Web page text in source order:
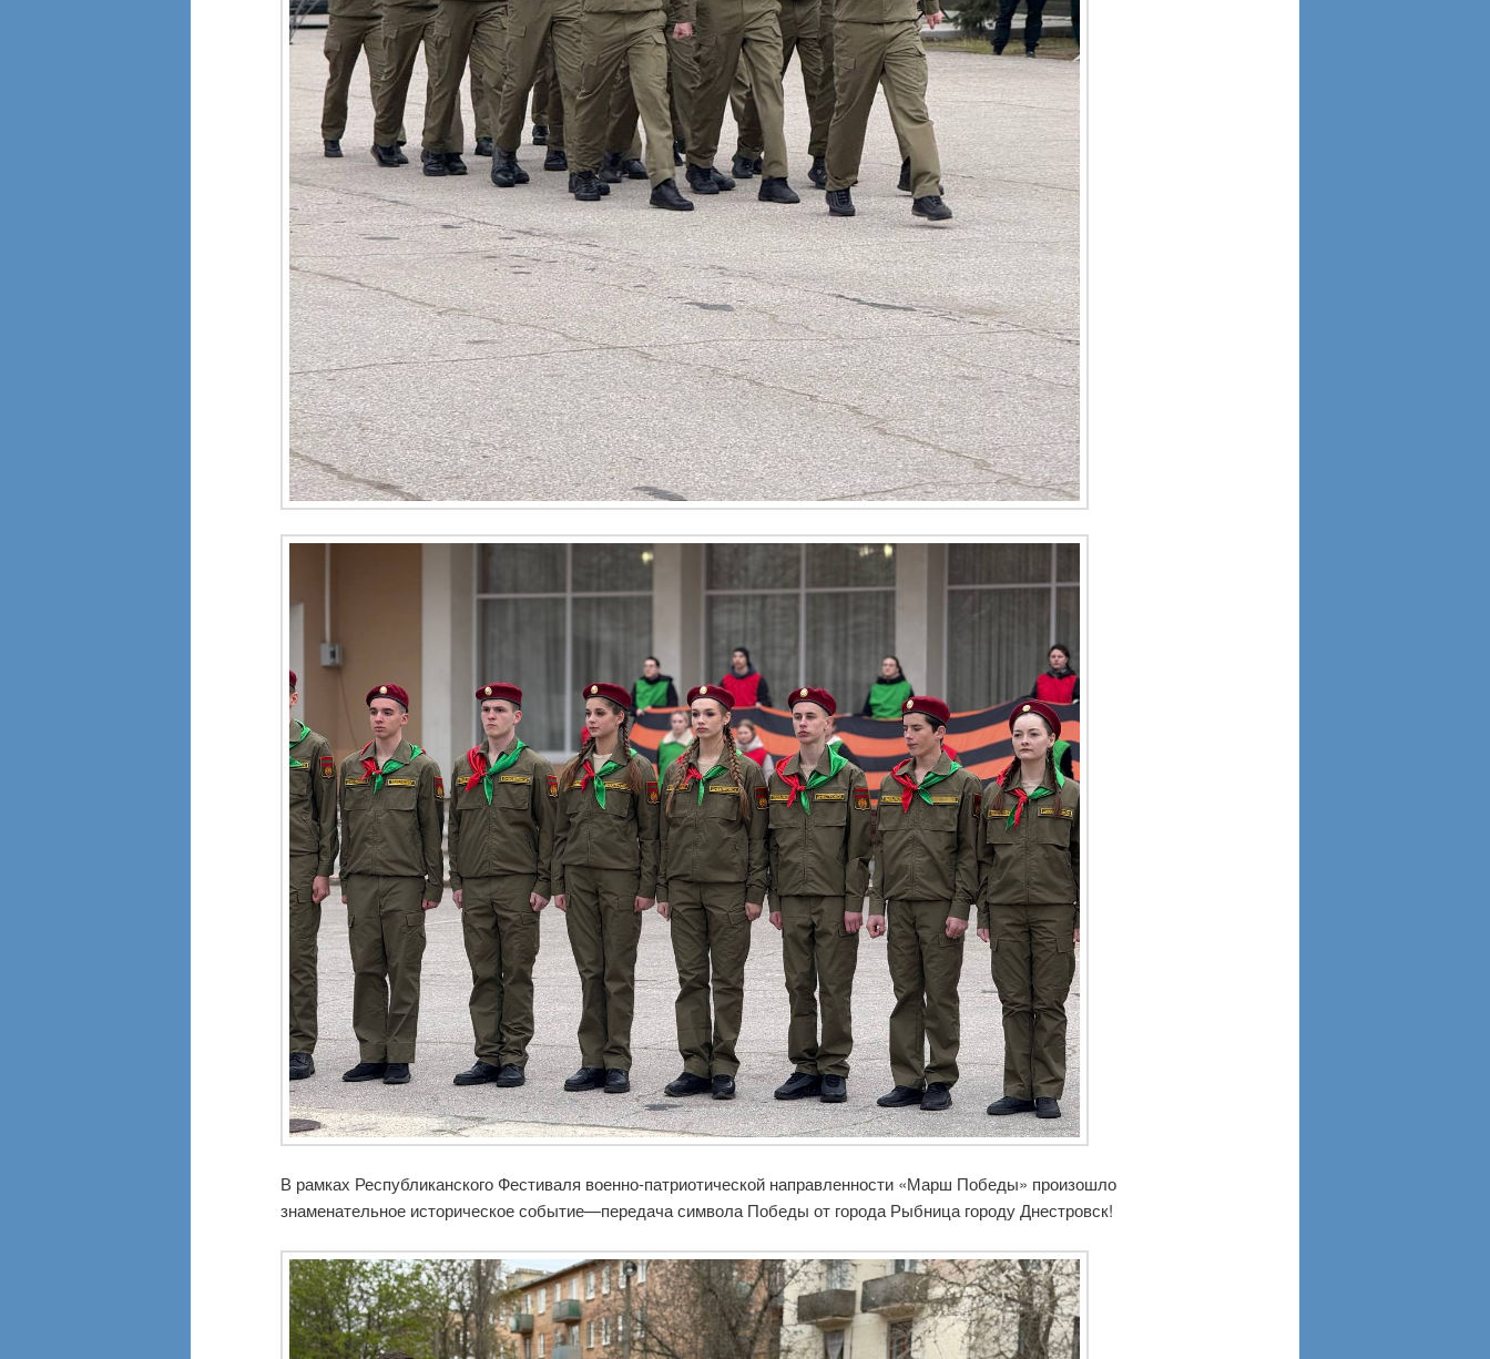
В рамках Республиканского Фестиваля военно-патриотической направленности «Марш Победы» произошло
знаменательное историческое событие—передача символа Победы от города Рыбница городу Днестровск!